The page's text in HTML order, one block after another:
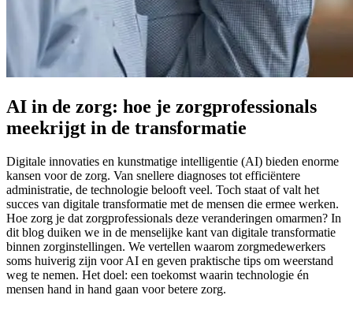
AI in de zorg: hoe je zorgprofessionals
meekrijgt in de transformatie
Digitale innovaties en kunstmatige intelligentie (AI) bieden enorme
kansen voor de zorg. Van snellere diagnoses tot efficiëntere
administratie, de technologie belooft veel. Toch staat of valt het
succes van digitale transformatie met de mensen die ermee werken.
Hoe zorg je dat zorgprofessionals deze veranderingen omarmen? In
dit blog duiken we in de menselijke kant van digitale transformatie
binnen zorginstellingen. We vertellen waarom zorgmedewerkers
soms huiverig zijn voor AI en geven praktische tips om weerstand
weg te nemen. Het doel: een toekomst waarin technologie én
mensen hand in hand gaan voor betere zorg.